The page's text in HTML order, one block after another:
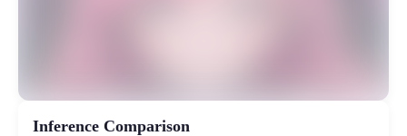
Inference Comparison